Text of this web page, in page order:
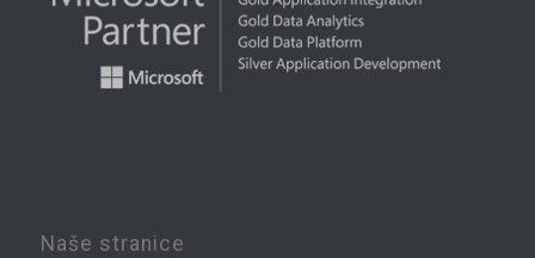
Naše stranice